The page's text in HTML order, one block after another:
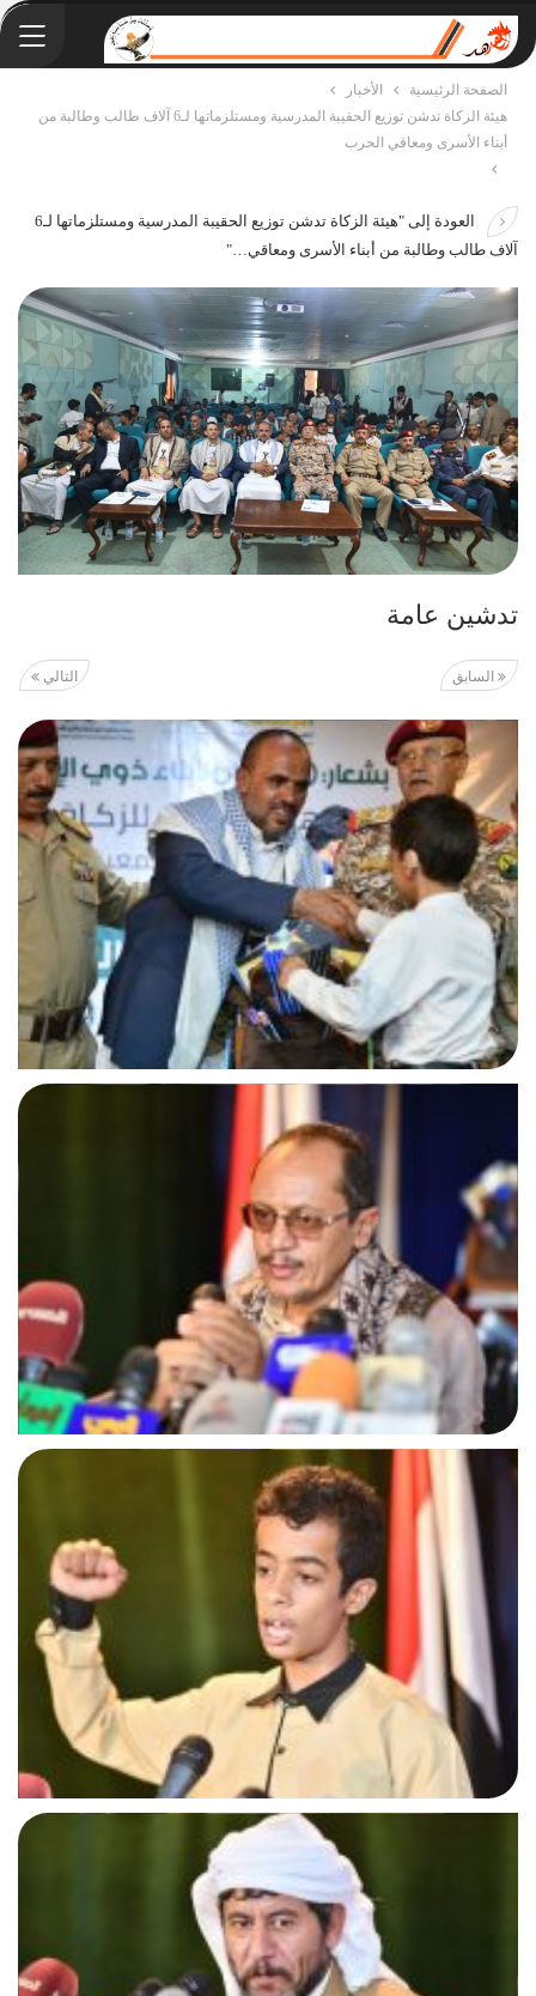
الصفحة الرئيسية
الأخبار
هيئة الزكاة تدشن توزيع الحقيبة المدرسية ومستلزماتها لـ6 آلاف طالب وطالبة من
أبناء الأسرى ومعاقي الحرب
العودة إلى "هيئة الزكاة تدشن توزيع الحقيبة المدرسية ومستلزماتها لـ6
آلاف طالب وطالبة من أبناء الأسرى ومعاقي…"
تدشين عامة
التالي السابق